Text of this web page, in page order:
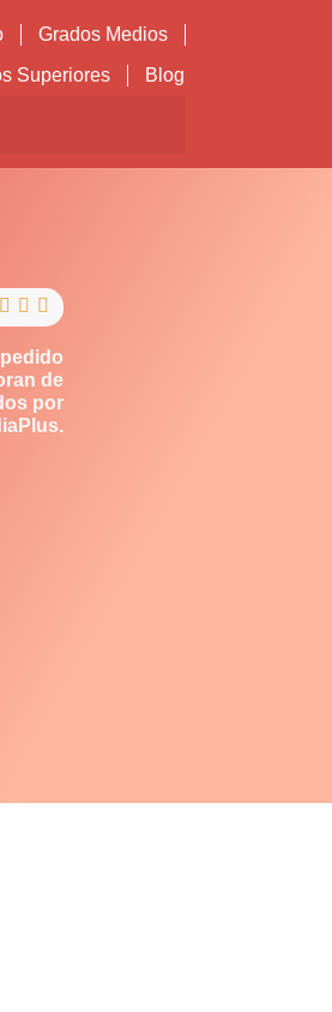
Grados Medios
Superiores
Blog
  
de
por